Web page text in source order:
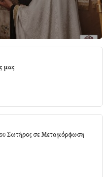
μας
Σωτήρος σε Μεταμόρφωση